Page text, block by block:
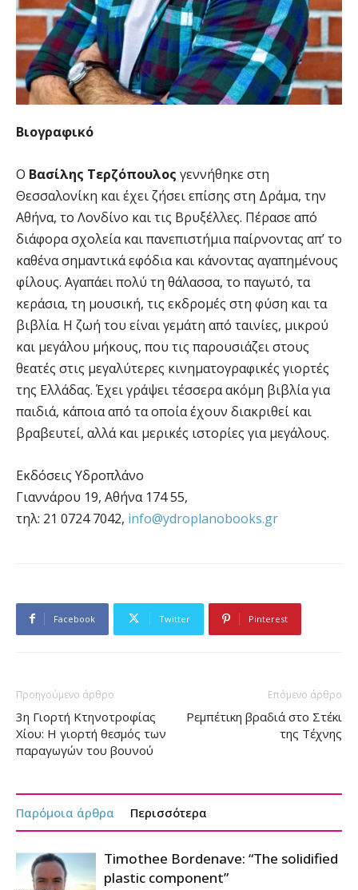
Βιογραφικό
Ο Βασίλης Τερζόπουλος γεννήθηκε στη
Θεσσαλονίκη και έχει ζήσει επίσης στη Δράμα, την
Αθήνα, το Λονδίνο και τις Βρυξέλλες. Πέρασε από
διάφορα σχολεία και πανεπιστήμια παίρνοντας απ’ το
καθένα σημαντικά εφόδια και κάνοντας αγαπημένους
φίλους. Αγαπάει πολύ τη θάλασσα, το παγωτό, τα
κεράσια, τη μουσική, τις εκδρομές στη φύση και τα
βιβλία. Η ζωή του είναι γεμάτη από ταινίες, μικρού
και μεγάλου μήκους, που τις παρουσιάζει στους
θεατές στις μεγαλύτερες κινηματογραφικές γιορτές
της Ελλάδας. Έχει γράψει τέσσερα ακόμη βιβλία για
παιδιά, κάποια από τα οποία έχουν διακριθεί και
βραβευτεί, αλλά και μερικές ιστορίες για μεγάλους.
Εκδόσεις Υδροπλάνο
Γιαννάρου 19, Αθήνα 174 55,
τηλ: 21 0724 7042, info@ydroplanobooks.gr
Facebook Twitter Pinterest
Προηγούμενο άρθρο
3η Γιορτή Κτηνοτροφίας
Χίου: Η γιορτή θεσμός των
παραγωγών του βουνού
Επόμενο άρθρο
Ρεμπέτικη βραδιά στο Στέκι
της Τέχνης
Παρόμοια άρθρα Περισσότερα
Timothee Bordenave: “The solidified
plastic component”